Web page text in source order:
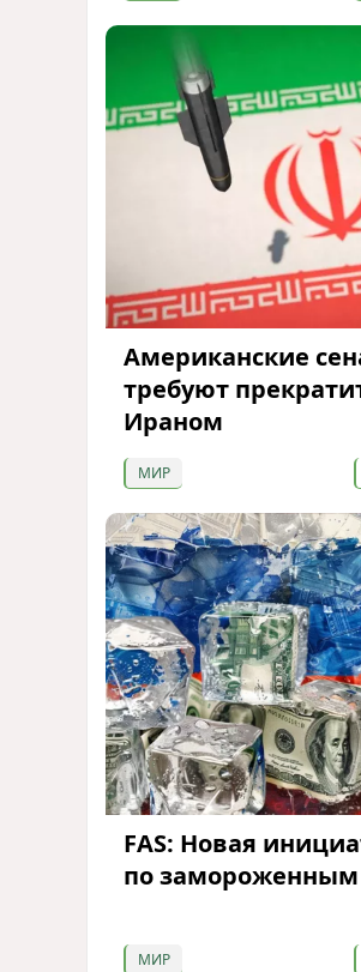
Американские
требуют
Ираном
МИР
FAS: Новая
по
МИР